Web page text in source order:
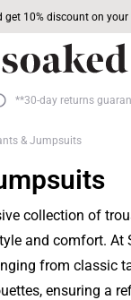
get 10% discount on
**30-day returns
& Jumpsuits
collection of
and comfort. At
from classic
ensuring a